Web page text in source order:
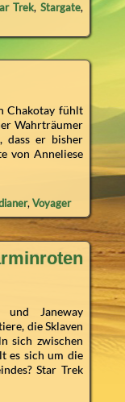
Trek, Stargate,
Chakotay fühlt
Wahrträumer
dass er bisher
von Anneliese
, Voyager
und Janeway
die Sklaven
sich zwischen
es sich um die
Star Trek